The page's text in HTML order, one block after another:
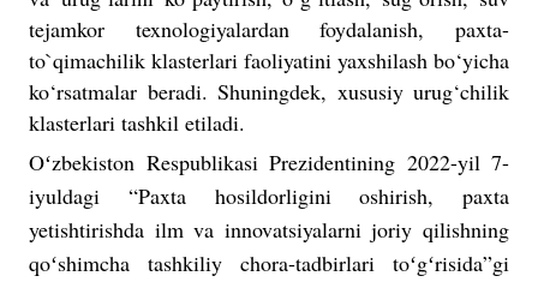
tejamkor texnologiyalardan foydalanish, paxta-
to`qimachilik klasterlari faoliyatini yaxshilash bo‘yicha
ko‘rsatmalar beradi. Shuningdek, xususiy urug‘chilik
klasterlari tashkil etiladi.
Oʻzbekiston Respublikasi Prezidentining 2022-yil 7-
iyuldagi “Paxta hosildorligini oshirish, paxta
yetishtirishda ilm va innovatsiyalarni joriy qilishning
qoʻshimcha tashkiliy chora-tadbirlari toʻgʻrisida”gi